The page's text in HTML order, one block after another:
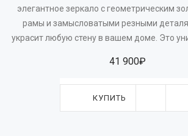
элегантное зеркало с геометрическим
рамы и замысловатыми резными
украсит любую стену в вашем доме. Это
41 900₽
КУПИТЬ